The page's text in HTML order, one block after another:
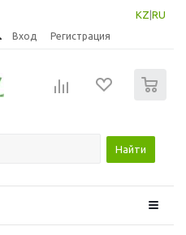
KZ RU
Вход Регистрация
Найти